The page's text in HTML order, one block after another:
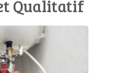
Qualitatif